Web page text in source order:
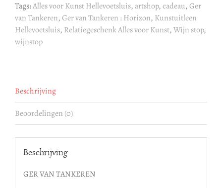
Tags:Alles voor Kunst Hellevoetsluis,artshop,cadeau,Ger
van Tankeren,Ger van Tankeren : Horizon, Kunstuitleen
Hellevoetsluis, Relatiegeschenk Alles voor Kunst,Wijn stop,
wijnstop
Beschrijving
Beoordelingen (0)
Beschrijving
GER VAN TANKEREN